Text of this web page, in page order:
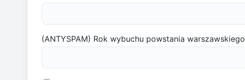
(ANTYSPAM) Rok wybuchu powstania warszawskiego